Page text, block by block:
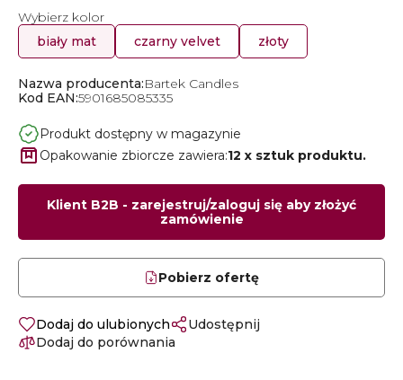
Wybierz kolor
biały mat
czarny velvet złoty
Nazwa producenta:Bartek Candles
Kod EAN:5901685085335
Produkt dostępny w magazynie
Opakowanie zbiorcze zawiera:12 x sztuk produktu.
Klient B2B - zarejestruj/zaloguj się aby złożyć
zamówienie
Pobierz ofertę
Dodaj do ulubionych
Udostępnij
Dodaj do porównania